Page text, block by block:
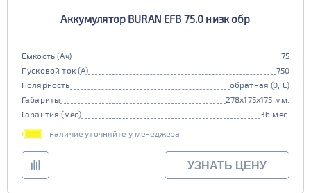
Аккумулятор BURAN EFB 75.0 низк обр
Емкость (Ач)
75
Пусковой ток (А)
750
Полярность
обратная (0, L)
Габариты
278x175x175 мм.
Гарантия (мес)
36 мес.
наличие уточняйте у менеджера
УЗНАТЬ ЦЕНУ